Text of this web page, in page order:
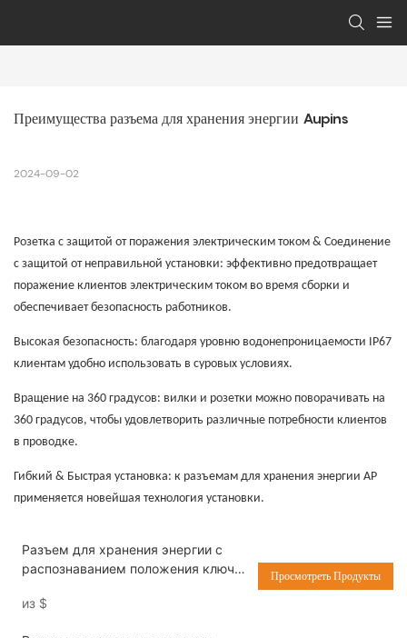
Преимущества разъема для хранения энергии Aupins
2024-09-02
Розетка с защитой от поражения электрическим током & Соединение
с защитой от неправильной установки: эффективно предотвращает
поражение клиентов электрическим током во время сборки и
обеспечивает безопасность работников.
Высокая безопасность: благодаря уровню водонепроницаемости IP67
клиентам удобно использовать в суровых условиях.
Вращение на 360 градусов: вилки и розетки можно поворачивать на
360 градусов, чтобы удовлетворить различные потребности клиентов
в проводке.
Гибкий & Быстрая установка: к разъемам для хранения энергии AP
применяется новейшая технология установки.
Разъем для хранения энергии с
распознаванием положения ключа
из $
Просмотреть Продукты